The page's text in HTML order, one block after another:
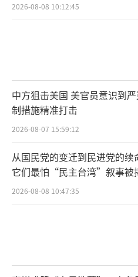
2026-08-08 10:12:45
中方狙击美国 美官员意识到
制措施精准打击
2026-08-07 15:59:12
从国民党的变迁到民进党的续
它们最怕“民主台湾”叙事被
2026-08-08 10:47:35